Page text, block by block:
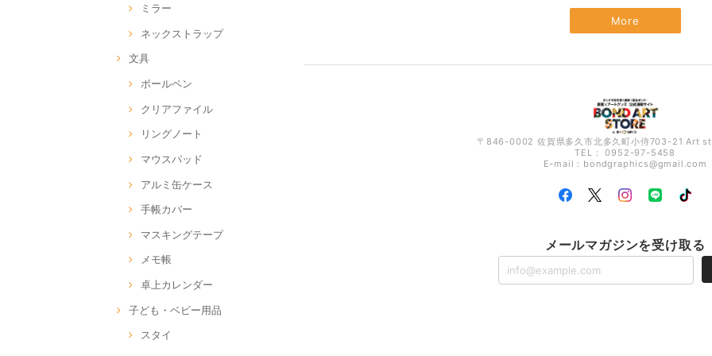
ミラー
ネックストラップ
文具
ボールペン
クリアファイル
リングノート
マウスパッド
アルミ缶ケース
手帳カバー
マスキングテープ
メモ帳
卓上カレンダー
子ども・ベビー用品
スタイ
More
〒846-0002 佐賀県多久市北多久町小侍703-21 Art
TEL： 0952-97-5458
E-mail： bondgraphics@gmail.com
メールマガジンを受け取る